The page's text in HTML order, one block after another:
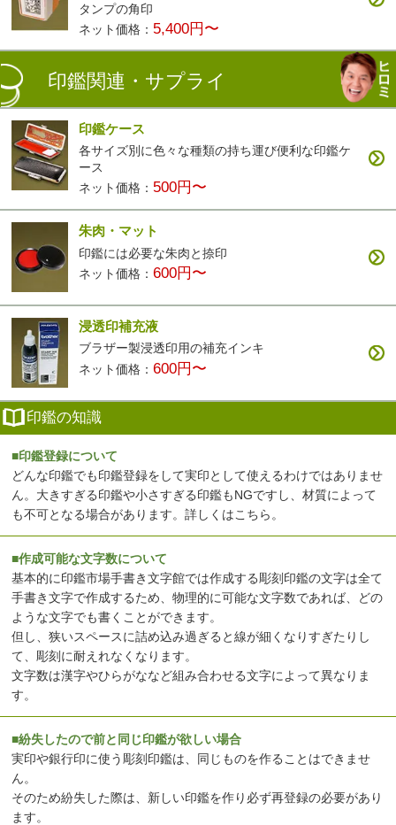
タンプの角印
ネット価格： 5,400円〜
印鑑関連・サプライ
印鑑ケース
各サイズ別に色々な種類の持ち運び便利な印鑑ケ
ース
ネット価格： 500円〜
朱肉・マット
印鑑には必要な朱肉と捺印
ネット価格：600円〜
浸透印補充液
ブラザー製浸透印用の補充インキ
ネット価格：600円〜
印鑑の知識
■印鑑登録について
どんな印鑑でも印鑑登録をして実印として使えるわけではありませ
ん。大きすぎる印鑑や小さすぎる印鑑もNGですし、材質によって
も不可となる場合があります。詳しくはこちら 。
■作成可能な文字数について
基本的に印鑑市場手書き文字館では作成する彫刻印鑑の文字は全て
手書き文字で作成するため、物理的に可能な文字数であれば、どの
ような文字でも書くことができます。
但し、狭いスペースに詰め込み過ぎると線が細くなりすぎたりし
て、彫刻に耐えれなくなります。
文字数は漢字やひらがななど組み合わせる文字によって異なりま
す。
■紛失したので前と同じ印鑑が欲しい場合
実印や銀行印に使う彫刻印鑑は、同じものを作ることはできませ
ん。
そのため紛失した際は、新しい印鑑を作り必ず再登録の必要があり
ます。